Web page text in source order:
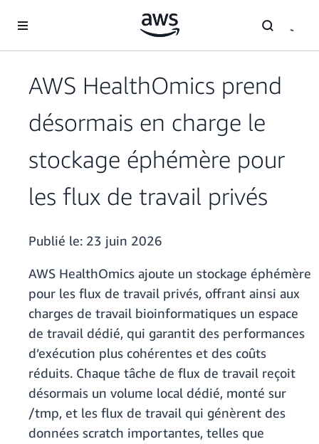
AWS HealthOmics prend
désormais en charge le
stockage éphémère pour
les flux de travail privés
Publié le: 23 juin 2026
AWS HealthOmics ajoute un stockage éphémère
pour les flux de travail privés, offrant ainsi aux
charges de travail bioinformatiques un espace
de travail dédié, qui garantit des performances
d’exécution plus cohérentes et des coûts
réduits. Chaque tâche de flux de travail reçoit
désormais un volume local dédié, monté sur
/tmp, et les flux de travail qui génèrent des
données scratch importantes, telles que